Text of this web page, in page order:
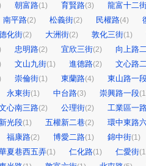
朝富路(1) 育賢路(3) 龍富十二
南平路(2) 松義街(2) 民權路(4)
化街(2) 大洲街(2) 敦化三街(1)
忠明路(2) 宜欣三街(2) 向上路
文山九街(1) 進德路(2) 文心路
崇倫街(1) 東蘭路(4) 東山路一
永東街(1) 中台路(3) 崇興路一段
心南三路(2) 公理街(2) 工業區一
新光段(1) 五權新二巷(2) 環中東路
福康路(2) 博愛二路(1) 錦中街(1)
夏巷西五弄(1) 仁化路(1) 仁愛街